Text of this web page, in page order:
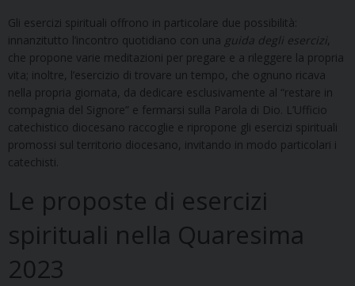
Gli esercizi spirituali offrono in particolare due possibilità:
innanzitutto l’incontro quotidiano con una guida degli esercizi
che propone varie meditazioni per pregare e a rileggere la propria
vita; inoltre, l’esercizio di trovare un tempo, che ognuno ricava
nella propria giornata, da dedicare esclusivamente al “restare in
compagnia del Signore” e fermarsi sulla Parola di Dio. L’Ufficio
catechistico diocesano raccoglie e ripropone gli esercizi spirituali
promossi sul territorio diocesano, invitando in modo particolari i
catechisti.
Le proposte di esercizi
spirituali nella Quaresima
2023